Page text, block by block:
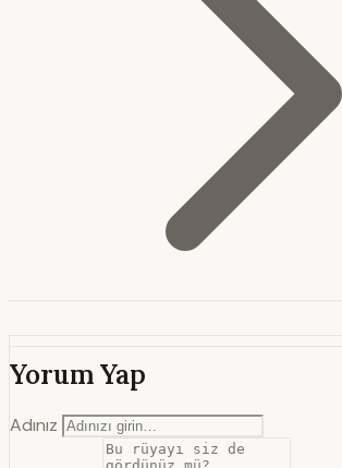
Yorum Yap
Adınız